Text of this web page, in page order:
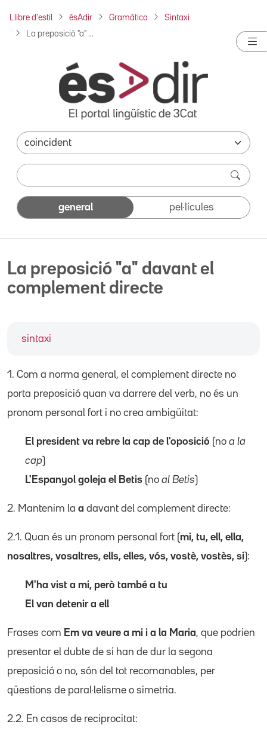
Llibre d'estil ésAdir Gramàtica Sintaxi
La preposició "a" ...
general pel·lícules
La preposició "a" davant el
complement directe
sintaxi
1. Com a norma general, el complement directe no
porta preposició quan va darrere del verb, no és un
pronom personal fort i no crea ambigüitat:
El president va rebre la cap de l'oposició (no a la
cap)
L'Espanyol goleja el Betis (no al Betis)
2. Mantenim la a davant del complement directe:
2.1. Quan és un pronom personal fort (mi, tu, ell, ella,
nosaltres, vosaltres, ells, elles, vós, vostè, vostès, si):
M'ha vist a mi, però també a tu
El van detenir a ell
Frases com Em va veure a mi i a la Maria, que podrien
presentar el dubte de si han de dur la segona
preposició o no, són del tot recomanables, per
qüestions de paral·lelisme o simetria.
2.2. En casos de reciprocitat: